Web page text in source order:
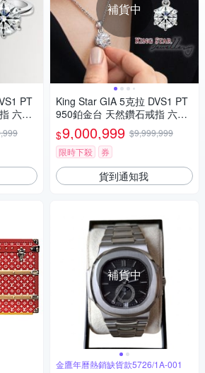
PT
六爪
補貨中
King Star GIA 5克拉 DVS1 PT
950鉑金台 天然鑽石戒指 六爪
鑽墜
$9,000,999 $9,999,999
限時下殺
券
貨到通知我
補貨中
金鷹年曆熱銷缺貨款5726/1A-001